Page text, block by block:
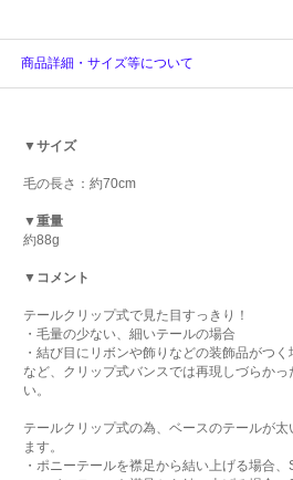
商品詳細・サイズ等について
▼サイズ
毛の長さ：約70cm
▼重量
約88g
▼コメント
テールクリップ式で見た目すっきり！
・毛量の少ない、細いテールの場合
・結び目にリボンや飾りなどの装飾品がつく
など、クリップ式バンスでは再現しづらか
い。
テールクリップ式の為、ベースのテールが
ます。
・ポニーテールを襟足から結い上げる場合